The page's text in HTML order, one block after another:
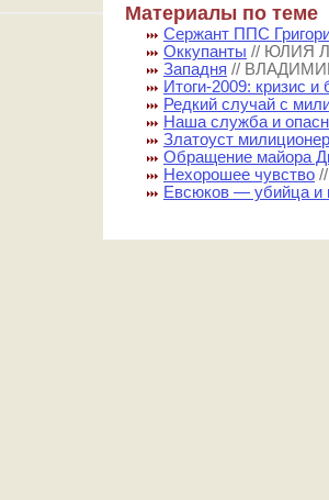
Материалы по теме
Сержант ППС
Оккупанты // ЮЛИЯ
Западня //
Итоги-2009: кризис и
Редкий случай с
Наша служба и
Златоуст
Обращение майора
Нехорошее чувство
Евсюков — убийца и